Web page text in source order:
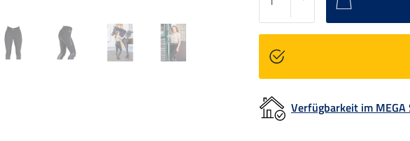
Verfügbarkeit im MEGA